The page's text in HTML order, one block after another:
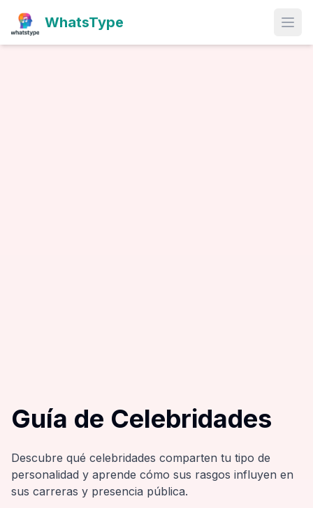
WhatsType
Guía de Celebridades
Descubre qué celebridades comparten tu tipo de
personalidad y aprende cómo sus rasgos influyen en
sus carreras y presencia pública.